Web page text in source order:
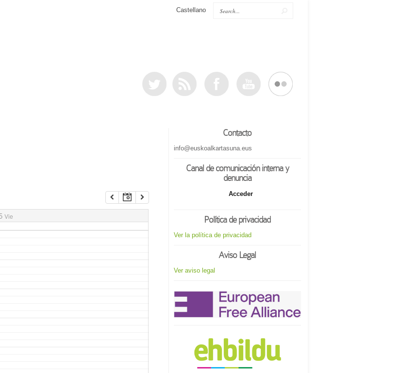
Castellano
Vie
Contacto
info@euskoalkartasuna.eus
Canal de comunicación interna y
denuncia
Acceder
Política de privacidad
Ver la política de privacidad
Aviso Legal
Ver aviso legal